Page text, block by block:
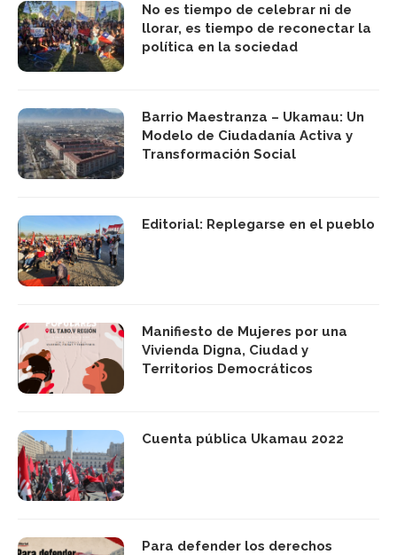
No es tiempo de celebrar ni de
llorar, es tiempo de reconectar la
política en la sociedad
Barrio Maestranza – Ukamau: Un
Modelo de Ciudadanía Activa y
Transformación Social
Editorial: Replegarse en el pueblo
Manifiesto de Mujeres por una
Vivienda Digna, Ciudad y
Territorios Democráticos
Cuenta pública Ukamau 2022
Para defender los derechos